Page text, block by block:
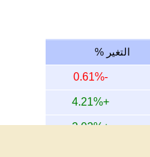
3,323.75
3,337.82
+4.21%
+2.02%
-11.48%